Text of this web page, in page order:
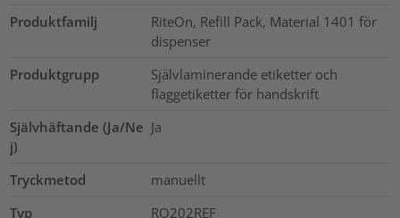
Produktfamilj
RiteOn, Refill Pack, Material 1401 för
dispenser
Produktgrupp
Självlaminerande etiketter och
flaggetiketter för handskrift
Självhäftande (Ja/Ne
j)
Ja
Tryckmetod
manuellt
Typ
RO202REF